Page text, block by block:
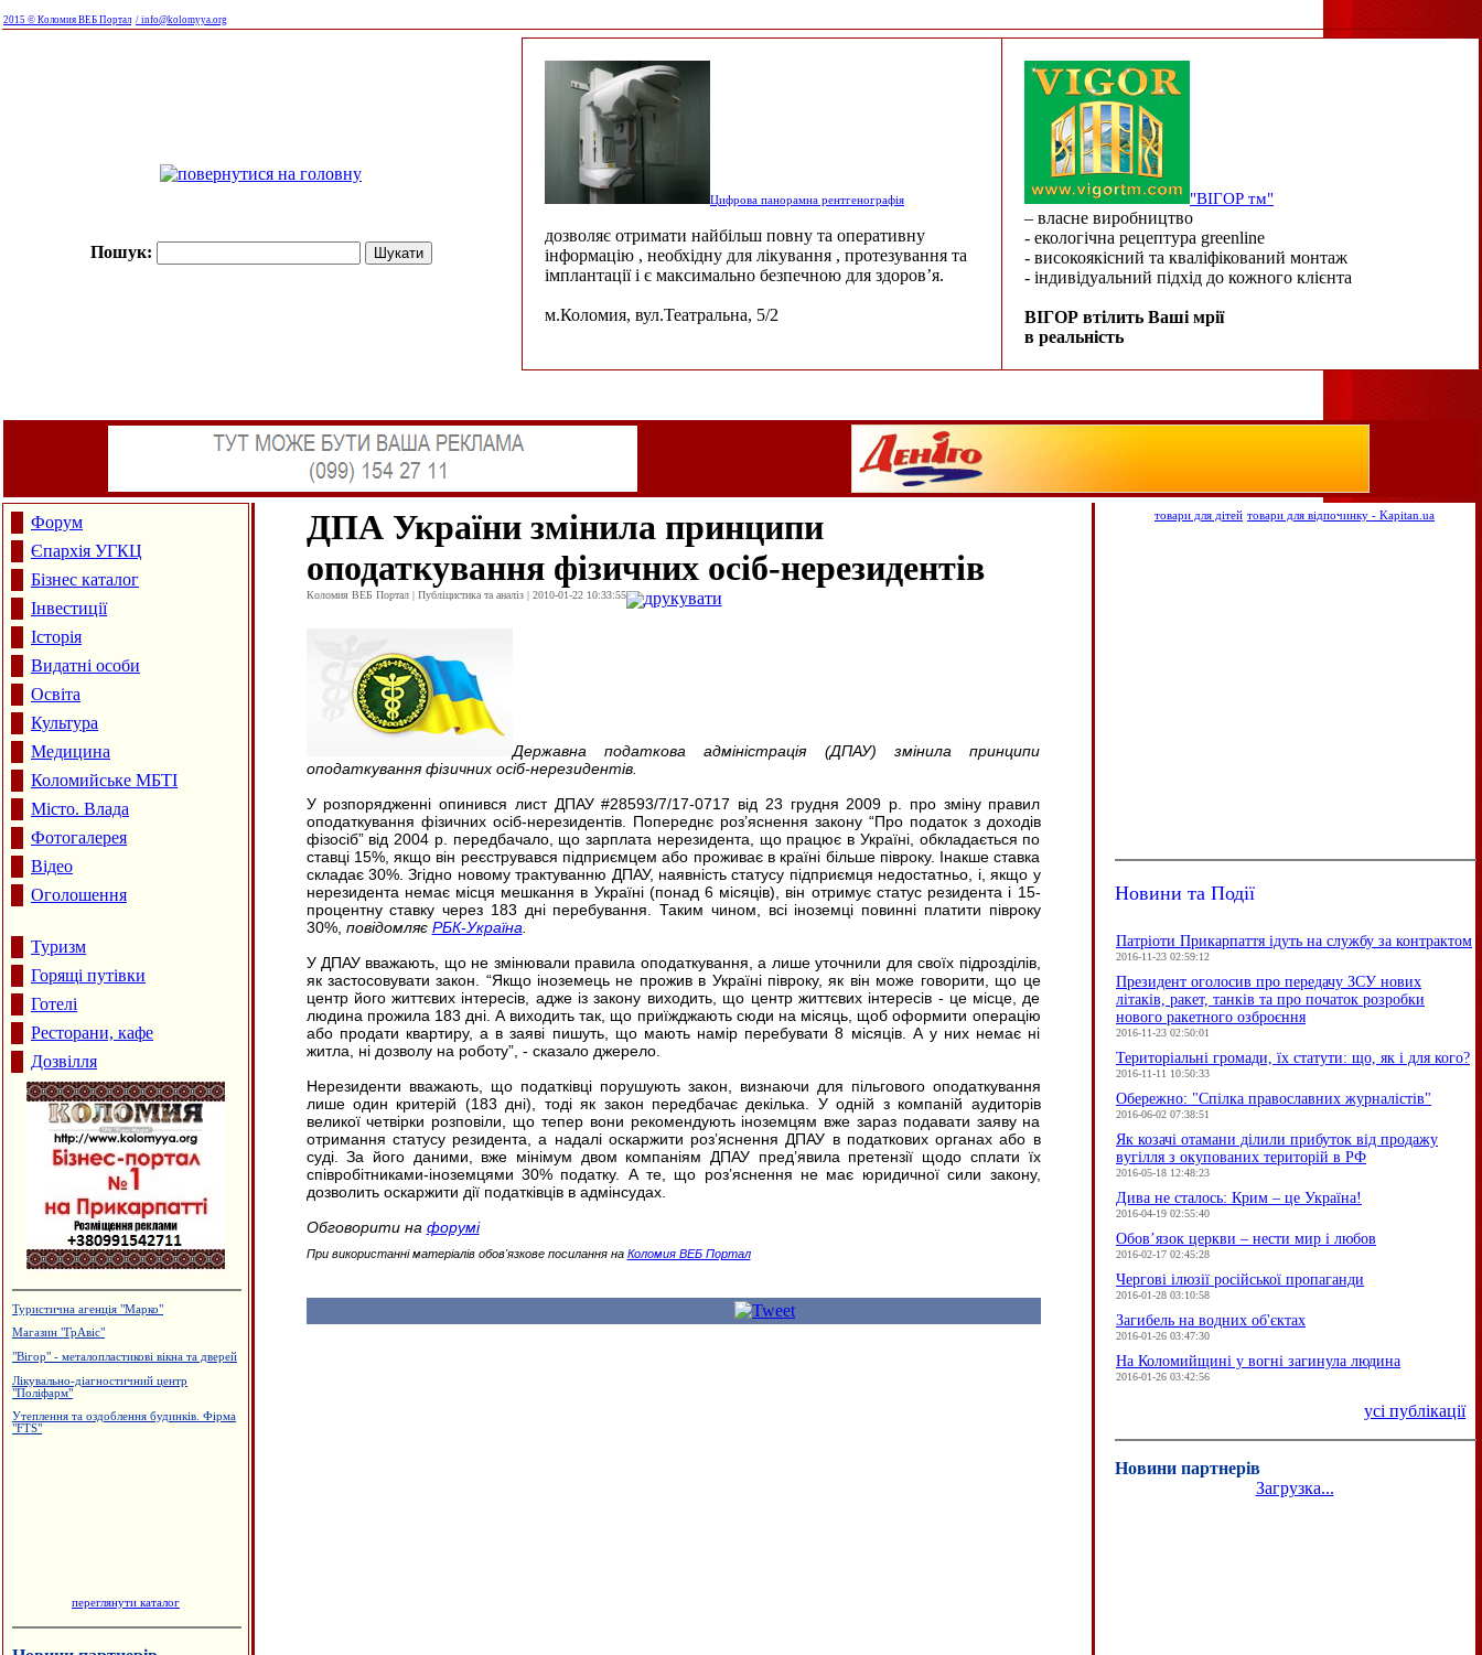
2015 © Коломия ВЕБ Портал / info@kolomyya.org
Пошук:
Цифрова панорамна рентгенографія
дозволяє отримати найбільш повну та оперативну
інформацію , необхідну для лікування , протезування та
імплантації і є максимально безпечною для здоров’я.
м.Коломия, вул.Театральна, 5/2
"ВІГОР тм"
– власне виробництво
- екологічна рецептура greenline
- високоякісний та кваліфікований монтаж
- індивідуальний підхід до кожного клієнта
ВІГОР втілить Ваші мрії
в реальність
Форум
Єпархія УГКЦ
Бізнес каталог
Інвестиції
Історія
Видатні особи
Освіта
Культура
Медицина
Коломийське МБТІ
Місто. Влада
Фотогалерея
Відео
Оголошення
Туризм
Горящі путівки
Готелі
Ресторани, кафе
Дозвілля
Туристична агенція "Марко"
Магазин "ГрАвіс"
"Вігор" - металопластикові вікна та дверей
Лікувально-діагностичний центр
"Поліфарм"
Утеплення та оздоблення будинків. Фірма
"FTS"
переглянути каталог
ДПА України змінила принципи
оподаткування фізичних осіб-нерезидентів
Коломия ВЕБ Портал | Публіцистика та аналіз | 2010-01-22 10:33:55 друкувати
Державна податкова адміністрація (ДПАУ) змінила принципи
оподаткування фізичних осіб-нерезидентів.
У розпорядженні опинився лист ДПАУ #28593/7/17-0717 від 23 грудня 2009 р. про зміну правил
оподаткування фізичних осіб-нерезидентів. Попереднє роз’яснення закону “Про податок з доходів
фізосіб” від 2004 р. передбачало, що зарплата нерезидента, що працює в Україні, обкладається по
ставці 15%, якщо він реєструвався підприємцем або проживає в країні більше півроку. Інакше ставка
складає 30%. Згідно новому трактуванню ДПАУ, наявність статусу підприємця недостатньо, і, якщо у
нерезидента немає місця мешкання в Україні (понад 6 місяців), він отримує статус резидента і 15-
процентну ставку через 183 дні перебування. Таким чином, всі іноземці повинні платити півроку
30%, повідомляє РБК-Україна.
У ДПАУ вважають, що не змінювали правила оподаткування, а лише уточнили для своїх підрозділів,
як застосовувати закон. “Якщо іноземець не прожив в Україні півроку, як він може говорити, що це
центр його життєвих інтересів, адже із закону виходить, що центр життєвих інтересів - це місце, де
людина прожила 183 дні. А виходить так, що приїжджають сюди на місяць, щоб оформити операцію
або продати квартиру, а в заяві пишуть, що мають намір перебувати 8 місяців. А у них немає ні
житла, ні дозволу на роботу”, - сказало джерело.
Нерезиденти вважають, що податківці порушують закон, визнаючи для пільгового оподаткування
лише один критерій (183 дні), тоді як закон передбачає декілька. У одній з компаній аудиторів
великої четвірки розповіли, що тепер вони рекомендують іноземцям вже зараз подавати заяву на
отримання статусу резидента, а надалі оскаржити роз’яснення ДПАУ в податкових органах або в
суді. За його даними, вже мінімум двом компаніям ДПАУ пред’явила претензії щодо сплати їх
співробітниками-іноземцями 30% податку. А те, що роз’яснення не має юридичної сили закону,
дозволить оскаржити дії податківців в адмінсудах.
Обговорити на форумі
При використанні матеріалів обов'язкове посилання на Коломия ВЕБ Портал
товари для дітей товари для відпочинку - Kapitan.ua
Новини та Події
Патріоти Прикарпаття ідуть на службу за контрактом
2016-11-23 02:59:12
Президент оголосив про передачу ЗСУ нових
літаків, ракет, танків та про початок розробки
нового ракетного озброєння
2016-11-23 02:50:01
Територіальні громади, їх статути: що, як і для кого?
2016-11-11 10:50:33
Обережно: "Спілка православних журналістів"
2016-06-02 07:38:51
Як козачі отамани ділили прибуток від продажу
вугілля з окупованих територій в РФ
2016-05-18 12:48:23
Дива не сталось: Крим – це Україна!
2016-04-19 02:55:40
Обов’язок церкви – нести мир і любов
2016-02-17 02:45:28
Чергові ілюзії російської пропаганди
2016-01-28 03:10:58
Загибель на водних об'єктах
2016-01-26 03:47:30
На Коломийщині у вогні загинула людина
2016-01-26 03:42:56
усі публікації
Новини партнерів
Загрузка...